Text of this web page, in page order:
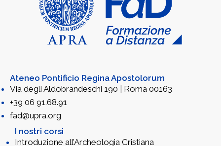
Ateneo Pontificio Regina Apostolorum
Via degli Aldobrandeschi 190 | Roma 00163
+39 06 91.68.91
fad@upra.org
I nostri corsi
Introduzione all’Archeologia Cristiana